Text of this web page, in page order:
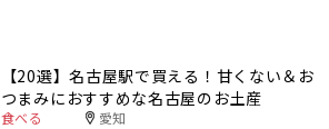
【20選】名古屋駅で買える！甘くない＆お
つまみにおすすめな名古屋のお土産
食べる 愛知